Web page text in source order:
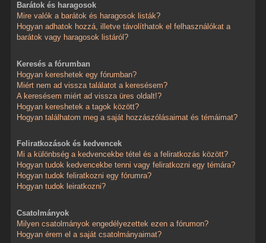
Barátok és haragosok
Mire valók a barátok és haragosok listák?
Hogyan adhatok hozzá, illetve távolíthatok el felhasználókat a
barátok vagy haragosok listáról?
Keresés a fórumban
Hogyan kereshetek egy fórumban?
Miért nem ad vissza találatot a keresésem?
A keresésem miért ad vissza üres oldalt!?
Hogyan kereshetek a tagok között?
Hogyan találhatom meg a saját hozzászólásaimat és témáimat?
Feliratkozások és kedvencek
Mi a különbség a kedvencekbe tétel és a feliratkozás között?
Hogyan tudok kedvencekbe tenni vagy feliratkozni egy témára?
Hogyan tudok feliratkozni egy fórumra?
Hogyan tudok leiratkozni?
Csatolmányok
Milyen csatolmányok engedélyezettek ezen a fórumon?
Hogyan érem el a saját csatolmányaimat?